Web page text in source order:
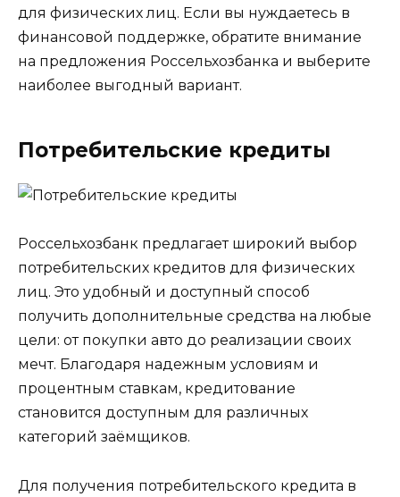
для физических лиц. Если вы нуждаетесь в
финансовой поддержке, обратите внимание
на предложения Россельхозбанка и выберите
наиболее выгодный вариант.
Потребительские кредиты
Россельхозбанк предлагает широкий выбор
потребительских кредитов для физических
лиц. Это удобный и доступный способ
получить дополнительные средства на любые
цели: от покупки авто до реализации своих
мечт. Благодаря надежным условиям и
процентным ставкам, кредитование
становится доступным для различных
категорий заёмщиков.
Для получения потребительского кредита в